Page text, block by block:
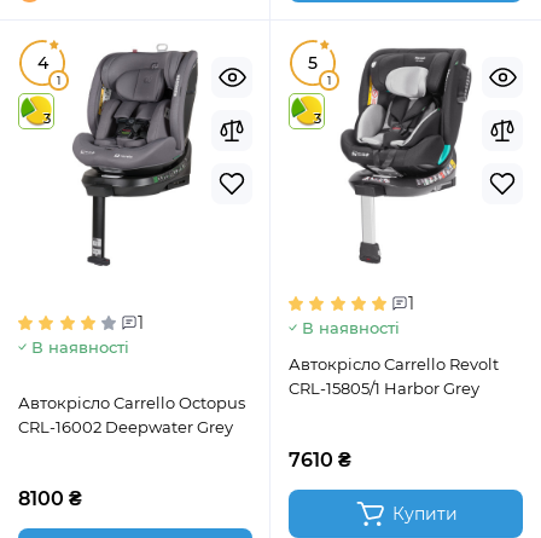
4
1
3
1
В наявності
Автокрісло Carrello Octopus
CRL-16002 Deepwater Grey
8100 ₴
5
1
3
1
В наявності
Автокрісло Carrello Revolt
CRL-15805/1 Harbor Grey
7610 ₴
Купити